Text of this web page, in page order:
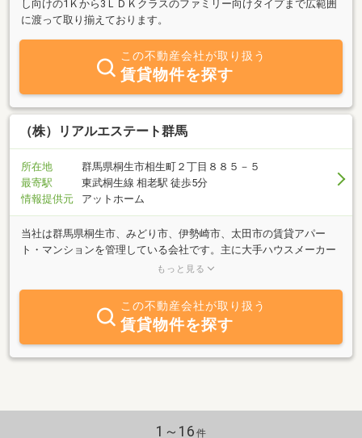
し向けの1Ｋから3ＬＤＫクラスのファミリー向けタイプまで広範囲
に渡って取り揃えております。
この不動産会社が取り扱う
賃貸物件を探す
（株）リアルエステート群馬
所在地
群馬県桐生市相生町２丁目８８５－５
最寄駅
東武桐生線 相老駅 徒歩5分
情報提供元
アットホーム
当社は群馬県桐生市、みどり市、伊勢崎市、太田市の賃貸アパー
ト・マンションを管理している会社です。主に大手ハウスメーカー
施工の物件を取扱っており、一人暮らし向けの１Ｋから３ＬＤＫク
ます。お部屋をお探しの方にはもちろん、アパート・マンション経
営でお悩みのオーナー様にも賃貸管理の面でご満足できるように努
めております。現在、地域一番店、４０００戸管理をめざして、社
員一同なお一層の努力を続けて参ります。
もっと見る
この不動産会社が取り扱う
賃貸物件を探す
1～16 件